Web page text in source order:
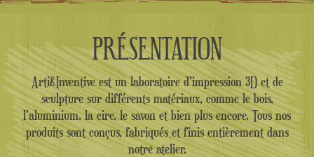
PRÉSENTATION
Arti&Inventive est un laboratoire d'impression 3D et de
sculpture sur différents matériaux, comme le bois,
l'aluminium, la cire, le savon et bien plus encore. Tous nos
produits sont conçus, fabriqués et finis entièrement dans
notre atelier.